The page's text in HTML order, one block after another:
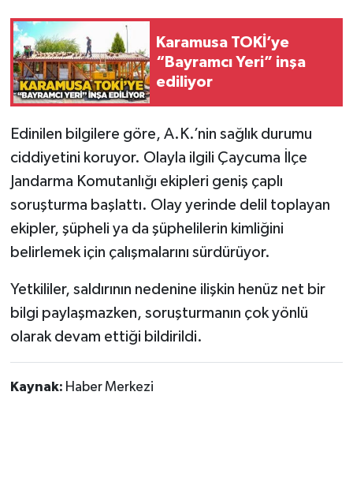
Karamusa TOKİ’ye
“Bayramcı Yeri” inşa
ediliyor
Edinilen bilgilere göre, A.K.’nin sağlık durumu
ciddiyetini koruyor. Olayla ilgili Çaycuma İlçe
Jandarma Komutanlığı ekipleri geniş çaplı
soruşturma başlattı. Olay yerinde delil toplayan
ekipler, şüpheli ya da şüphelilerin kimliğini
belirlemek için çalışmalarını sürdürüyor.
Yetkililer, saldırının nedenine ilişkin henüz net bir
bilgi paylaşmazken, soruşturmanın çok yönlü
olarak devam ettiği bildirildi.
Kaynak: Haber Merkezi
MAGAZİN
Politika
Resmi İlan
Röportaj
Sağlık
Spor
Ulusal
Yaşam